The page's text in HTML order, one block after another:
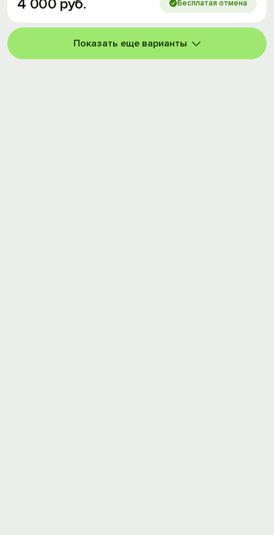
4 000 руб. Бесплатая отмена
Показать еще варианты